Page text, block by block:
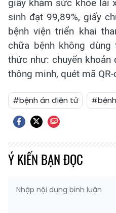
giấy khám sức khỏe lái
sinh đạt 99,89%, giấy
bệnh viện triển khai
chữa bệnh không
thức như: chuyển khoản
thông minh, quét mã
#bệnh án điện tử
Ý KIẾN BẠN ĐỌC